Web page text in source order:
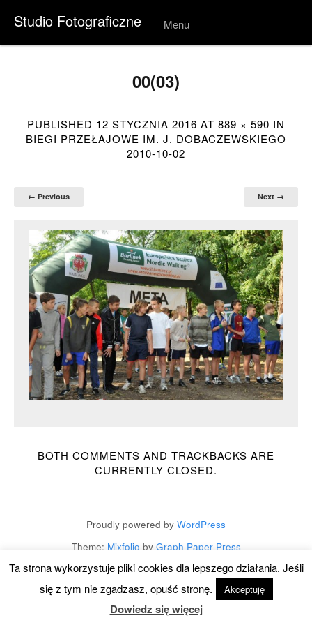
Studio Fotograficzne Menu
Skip to
00(03)
PUBLISHED 12 STYCZNIA 2016 AT 889 × 590 IN
BIEGI PRZEŁAJOWE IM. J. DOBACZEWSKIEGO
2010-10-02
← Previous Next →
BOTH COMMENTS AND TRACKBACKS ARE
CURRENTLY CLOSED.
Proudly powered by WordPress
Theme: Mixfolio by Graph Paper Press
Ta strona wykorzystuje pliki cookies dla lepszego działania. Jeśli
się z tym nie zgadzasz, opuść stronę.
Akceptuję
Dowiedz się więcej